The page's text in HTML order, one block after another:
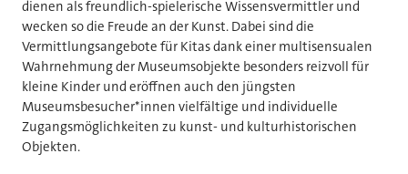
dienen als freundlich-spielerische Wissensvermittler und
wecken so die Freude an der Kunst. Dabei sind die
Vermittlungsangebote für Kitas dank einer multisensualen
Wahrnehmung der Museumsobjekte besonders reizvoll für
kleine Kinder und eröffnen auch den jüngsten
Museumsbesucher*innen vielfältige und individuelle
Zugangsmöglichkeiten zu kunst- und kulturhistorischen
Objekten.